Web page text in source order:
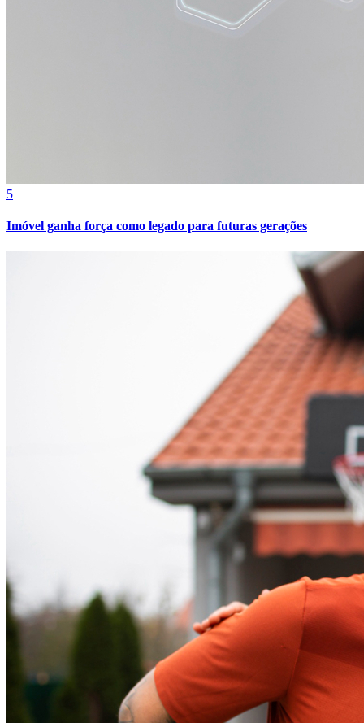
5
Imóvel ganha força como legado para futuras gerações